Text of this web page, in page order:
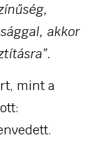
akkor
mint a